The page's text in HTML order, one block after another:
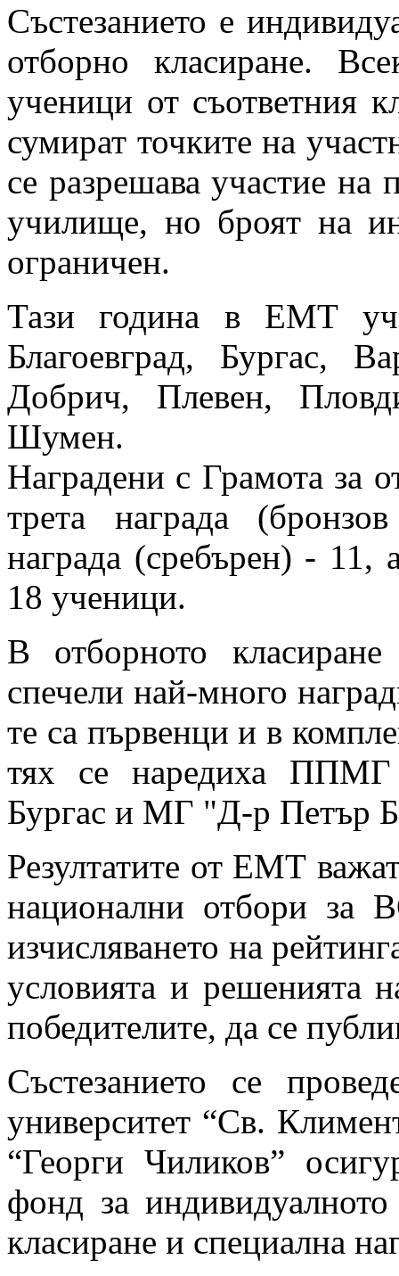
Състезанието е
отборно класиране.
ученици от съответния
сумират точките на
се разрешава участие на
училище, но броят на
ограничен.
Тази година в ЕМТ
Благоевград, Бургас,
Добрич, Плевен,
Шумен.
Наградени с Грамота за
трета награда
награда (сребърен) - 11,
18 ученици.
В отборното
спечели най-много
те са първенци и в
тях се наредиха
Бургас и МГ "Д-р Петър
Резултатите от ЕМТ
национални отбори за
изчисляването на
условията и решенията
победителите, да се
Състезанието се
университет “Св.
“Георги Чиликов”
фонд за
класиране и специална